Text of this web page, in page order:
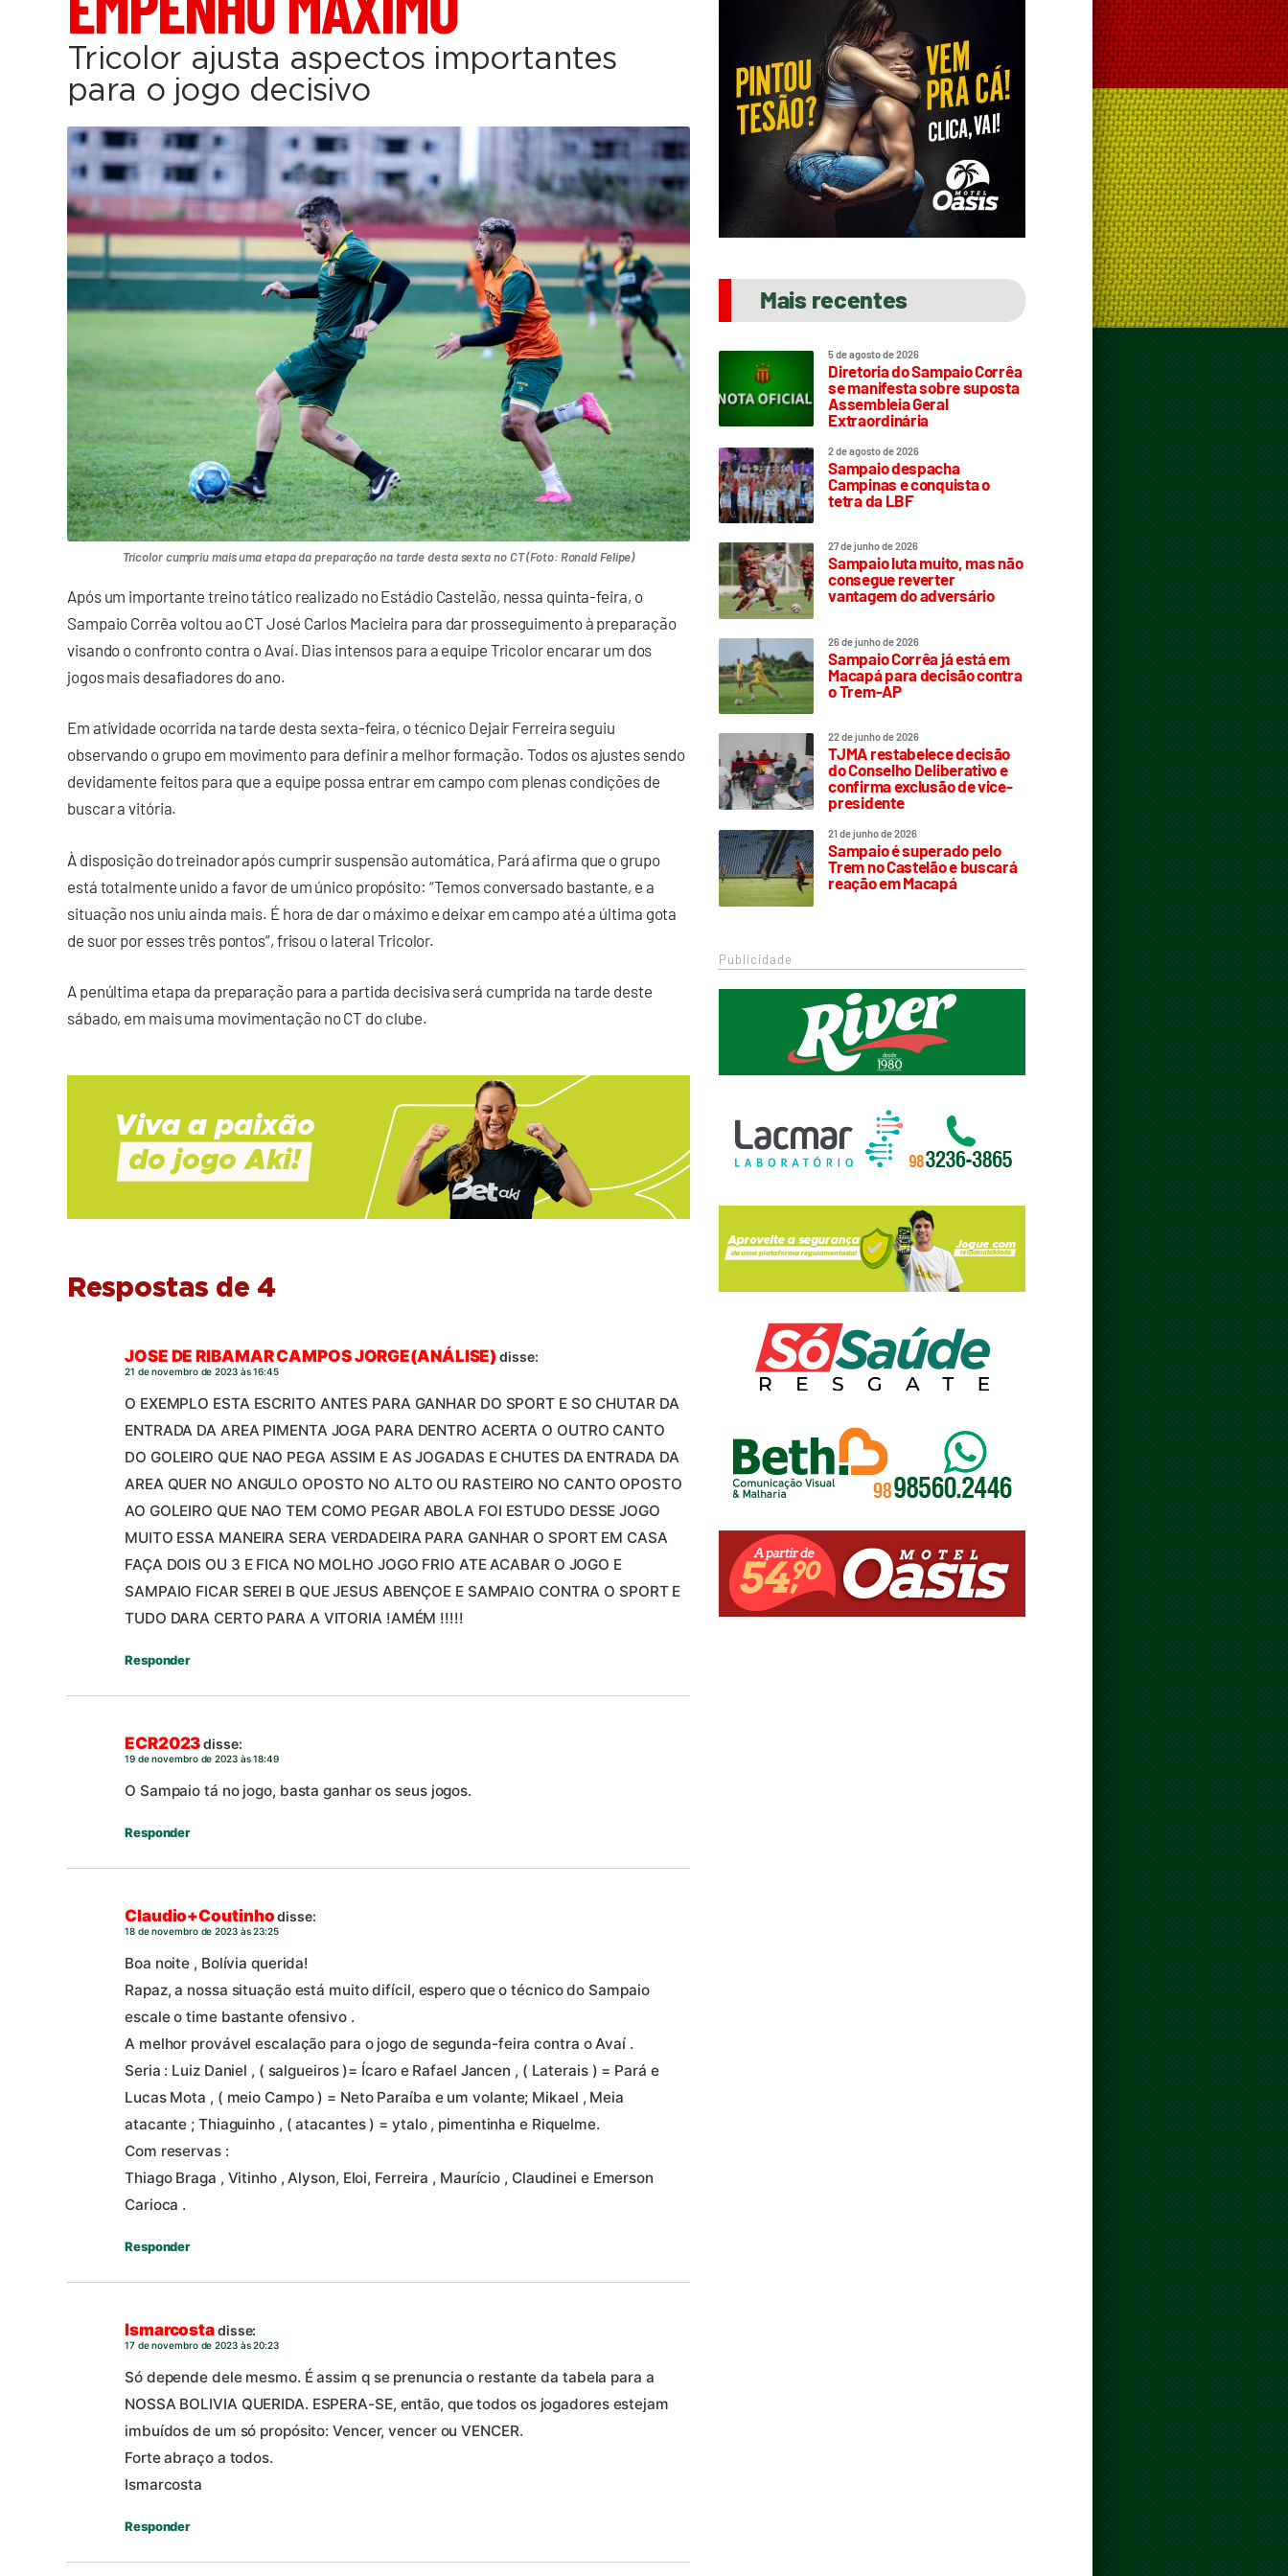
Tricolor ajusta aspectos importantes
para o jogo decisivo
Tricolor cumpriu mais uma etapa da preparação na tarde desta sexta no CT (Foto: Ronald Felipe)
Após um importante treino tático realizado no Estádio Castelão, nessa quinta-feira, o
Sampaio Corrêa voltou ao CT José Carlos Macieira para dar prosseguimento à preparação
visando o confronto contra o Avaí. Dias intensos para a equipe Tricolor encarar um dos
jogos mais desafiadores do ano.
Em atividade ocorrida na tarde desta sexta-feira, o técnico Dejair Ferreira seguiu
observando o grupo em movimento para definir a melhor formação. Todos os ajustes sendo
devidamente feitos para que a equipe possa entrar em campo com plenas condições de
buscar a vitória.
À disposição do treinador após cumprir suspensão automática, Pará afirma que o grupo
está totalmente unido a favor de um único propósito: “Temos conversado bastante, e a
situação nos uniu ainda mais. É hora de dar o máximo e deixar em campo até a última gota
de suor por esses três pontos”, frisou o lateral Tricolor.
A penúltima etapa da preparação para a partida decisiva será cumprida na tarde deste
sábado, em mais uma movimentação no CT do clube.
Respostas de 4
JOSE DE RIBAMAR CAMPOS JORGE(ANÁLISE) disse:
21 de novembro de 2023 às 16:45
O EXEMPLO ESTA ESCRITO ANTES PARA GANHAR DO SPORT E SO CHUTAR DA
ENTRADA DA AREA PIMENTA JOGA PARA DENTRO ACERTA O OUTRO CANTO
DO GOLEIRO QUE NAO PEGA ASSIM E AS JOGADAS E CHUTES DA ENTRADA DA
AREA QUER NO ANGULO OPOSTO NO ALTO OU RASTEIRO NO CANTO OPOSTO
AO GOLEIRO QUE NAO TEM COMO PEGAR ABOLA FOI ESTUDO DESSE JOGO
MUITO ESSA MANEIRA SERA VERDADEIRA PARA GANHAR O SPORT EM CASA
FAÇA DOIS OU 3 E FICA NO MOLHO JOGO FRIO ATE ACABAR O JOGO E
SAMPAIO FICAR SEREI B QUE JESUS ABENÇOE E SAMPAIO CONTRA O SPORT E
TUDO DARA CERTO PARA A VITORIA !AMÉM !!!!!
Responder
ECR2023disse:
19 de novembro de 2023 às 18:49
O Sampaio tá no jogo, basta ganhar os seus jogos.
Responder
Claudio+Coutinhodisse:
18 de novembro de 2023 às 23:25
Boa noite , Bolívia querida!
Rapaz, a nossa situação está muito difícil, espero que o técnico do Sampaio
escale o time bastante ofensivo .
A melhor provável escalação para o jogo de segunda-feira contra o Avaí .
Seria : Luiz Daniel , ( salgueiros )= Ícaro e Rafael Jancen , ( Laterais ) = Pará e
Lucas Mota , ( meio Campo ) = Neto Paraíba e um volante; Mikael , Meia
atacante ; Thiaguinho , ( atacantes ) = ytalo , pimentinha e Riquelme.
Com reservas :
Thiago Braga , Vitinho , Alyson, Eloi, Ferreira , Maurício , Claudinei e Emerson
Carioca .
Responder
Ismarcostadisse:
17 de novembro de 2023 às 20:23
Só depende dele mesmo. É assim q se prenuncia o restante da tabela para a
NOSSA BOLIVIA QUERIDA. ESPERA-SE, então, que todos os jogadores estejam
imbuídos de um só propósito: Vencer, vencer ou VENCER.
Forte abraço a todos.
Ismarcosta
Responder
Mais recentes
5 de agosto de 2026
Diretoria do Sampaio Corrêa
se manifesta sobre suposta
Assembleia Geral
Extraordinária
2 de agosto de 2026
Sampaio despacha
Campinas e conquista o
tetra da LBF
27 de junho de 2026
Sampaio luta muito, mas não
consegue reverter
vantagem do adversário
26 de junho de 2026
Sampaio Corrêa já está em
Macapá para decisão contra
o Trem-AP
22 de junho de 2026
TJMA restabelece decisão
do Conselho Deliberativo e
confirma exclusão de vice-
presidente
21 de junho de 2026
Sampaio é superado pelo
Trem no Castelão e buscará
reação em Macapá
Publicidade